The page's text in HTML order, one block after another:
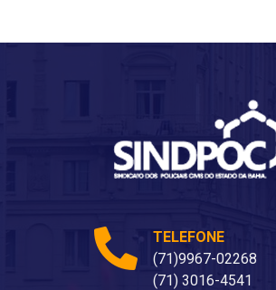
TELEFONE
(71)9967-02268
(71) 3016-4541